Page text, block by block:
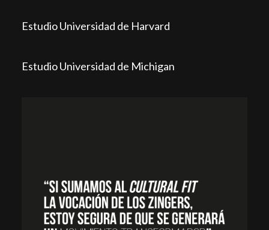
Estudio Universidad de Harvard
Estudio Universidad de Michigan